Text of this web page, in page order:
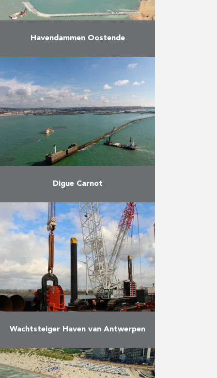
Havendammen Oostende
De opdracht bestaat uit het
uitbreiden van de Haven van
Oostende. Dit werk verliep in drie
fasen. Er werden twee
havendammen in zee gebouwd,
waarbij …
Digue Carnot
Herbosch-Kiere was
verantwoordelijk voor het
plaatsen van de rotsen en voor
het steenstorten. De dijk Carnot
in de haven van Boulogne-sur-Mer
is 3 km lang …
Meer
Wachtsteiger Haven van Antwerpen
Herbosch-Kiere bouwt een
wachtsteiger met behulp van de
grootste trilhamer ter wereld Aan